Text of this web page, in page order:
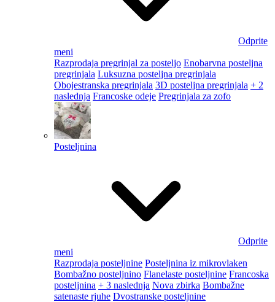
Odprite
meni
Razprodaja pregrinjal za posteljo Enobarvna posteljna
pregrinjala Luksuzna posteljna pregrinjala
Obojestranska pregrinjala 3D posteljna pregrinjala + 2
naslednja Francoske odeje Pregrinjala za zofo
Posteljnina
Odprite
meni
Razprodaja posteljnine Posteljnina iz mikrovlaken
Bombažno posteljnino Flanelaste posteljnine Francoska
posteljnina + 3 naslednja Nova zbirka Bombažne
satenaste rjuhe Dvostranske posteljnine